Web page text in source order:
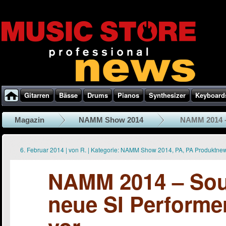
Gitarren Bässe Drums Pianos Synthesizer
Magazin NAMM Show 2014 NAMM 2014
6. Februar 2014 | von R. | Kategorie: NAMM Show 2014, PA, PA
NAMM 2014 –
neue SI